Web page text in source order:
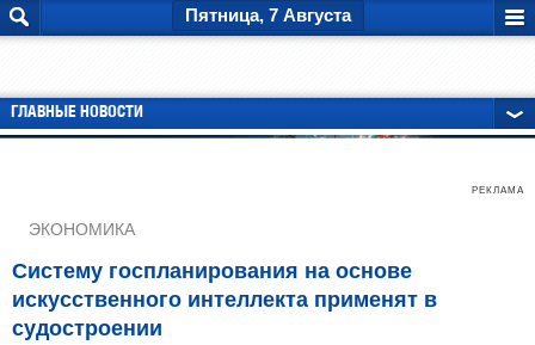
Пятница, 7 Августа
ГЛАВНЫЕ НОВОСТИ
РЕКЛАМА
ЭКОНОМИКА
Систему госпланирования на основе
искусственного интеллекта применят в
судостроении